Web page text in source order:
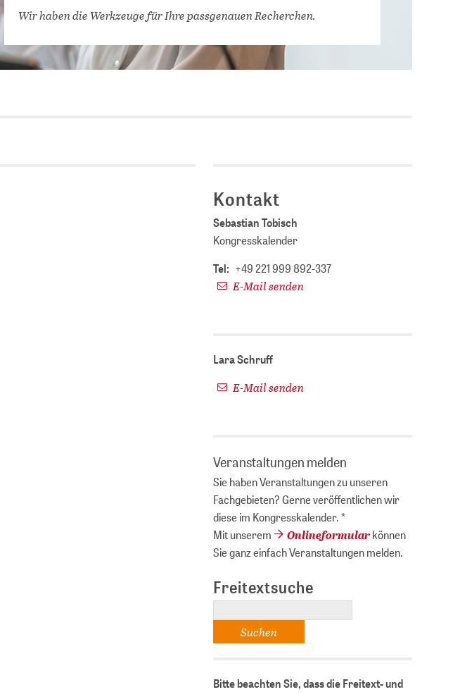
SIE
DATENBANKEN (DBIS)
DIGITALE SAMMLUNGEN
Abschlussarbeiten bei
Wir haben die Werkzeuge für Ihre passgenauen Recherchen.
Kontakt
Sebastian Tobisch
Kongresskalender
Tel: +49 221 999 892-337
E-Mail senden
Lara Schruff
E-Mail senden
Veranstaltungen melden
Sie haben Veranstaltungen zu unseren
Fachgebieten? Gerne veröffentlichen wir
diese im Kongresskalender. *
Mit unserem
Onlineformularkönnen
Sie ganz einfach Veranstaltungen melden.
Freitextsuche
Bitte beachten Sie, dass die Freitext- und